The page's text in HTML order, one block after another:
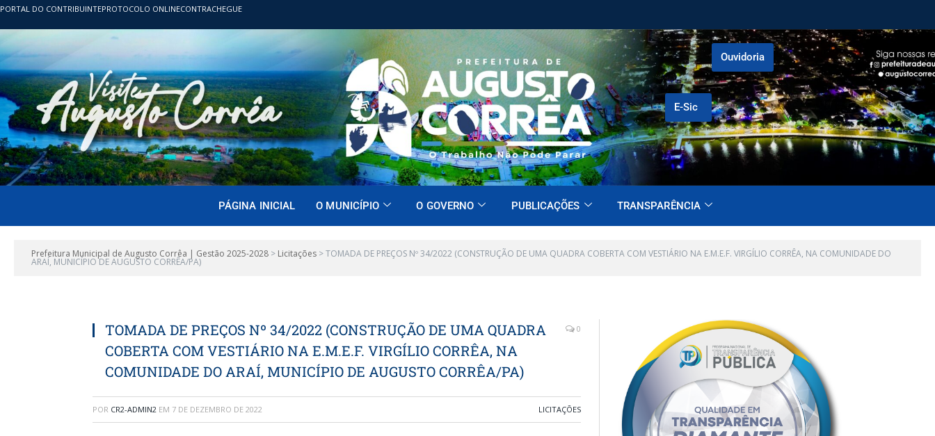
PORTAL DO CONTRIBUINTEPROTOCOLO ONLINECONTRACHEGUE
E-Sic
Ouvidoria
PÁGINA INICIAL O MUNICÍPIO O GOVERNO PUBLICAÇÕES TRANSPARÊNCIA
Prefeitura Municipal de Augusto Corrêa | Gestão 2025-2028 > Licitações >TOMADA DE PREÇOS Nº 34/2022 (CONSTRUÇÃO DE UMA QUADRA COBERTA COM VESTIÁRIO NA E.M.E.F. VIRGÍLIO CORRÊA, NA COMUNIDADE DO
ARAÍ, MUNICÍPIO DE AUGUSTO CORRÊA/PA)
TOMADA DE PREÇOS Nº 34/2022 (CONSTRUÇÃO DE UMA QUADRA
COBERTA COM VESTIÁRIO NA E.M.E.F. VIRGÍLIO CORRÊA, NA
COMUNIDADE DO ARAÍ, MUNICÍPIO DE AUGUSTO CORRÊA/PA)
0
POR CR2-ADMIN2 EM 7 DE DEZEMBRO DE 2022 LICITAÇÕES